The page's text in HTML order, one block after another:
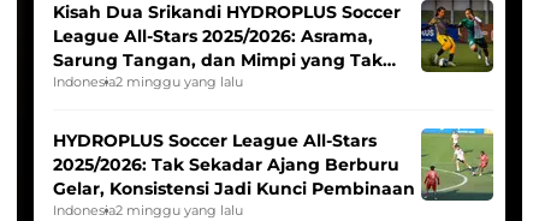
Kisah Dua Srikandi HYDROPLUS Soccer
League All-Stars 2025/2026: Asrama,
Sarung Tangan, dan Mimpi yang Tak
Pernah Padam
Indonesia2 minggu yang lalu
HYDROPLUS Soccer League All-Stars
2025/2026: Tak Sekadar Ajang Berburu
Gelar, Konsistensi Jadi Kunci Pembinaan
Indonesia2 minggu yang lalu